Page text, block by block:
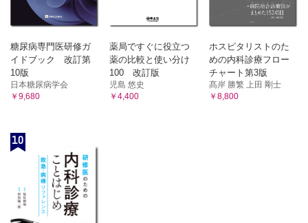
糖尿病専門医研修ガ
イドブック 改訂第
10版
日本糖尿病学会
￥9,680
薬局ですぐに役立つ
薬の比較と使い分け
100 改訂版
児島 悠史
￥4,400
ホスピタリストのた
めの内科診療フロー
チャート第3版
髙岸 勝繁 上田 剛士
￥8,800
10